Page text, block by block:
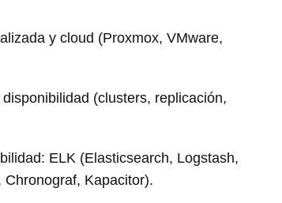
y cloud (Proxmox, VMware,
(clusters, replicación,
ELK (Elasticsearch, Logstash,
Kapacitor).